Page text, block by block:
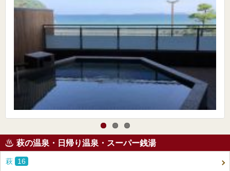
萩の温泉・日帰り温泉・スーパー銭湯
萩 16